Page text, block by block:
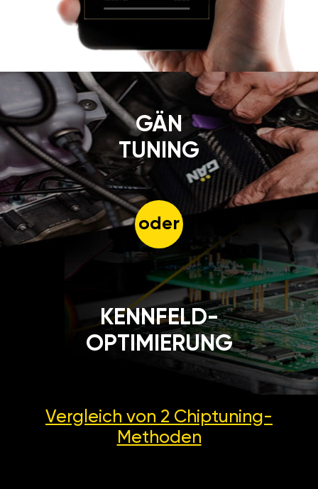
GÄN
TUNING
oder
KENNFELD-
OPTIMIERUNG
Vergleich von 2 Chiptuning-
Methoden